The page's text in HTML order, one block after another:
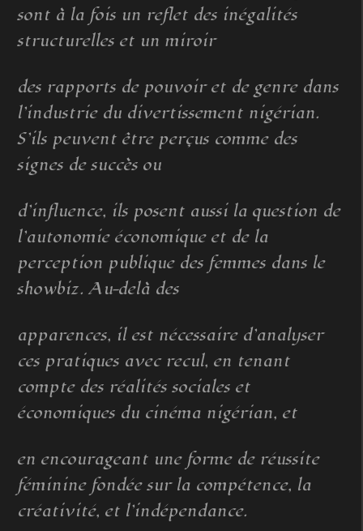
sont à la fois un reflet des inégalités
structurelles et un miroir
des rapports de pouvoir et de genre dans
l’industrie du divertissement nigérian.
S’ils peuvent être perçus comme des
signes de succès ou
d’influence, ils posent aussi la question de
l’autonomie économique et de la
perception publique des femmes dans le
showbiz. Au-delà des
apparences, il est nécessaire d’analyser
ces pratiques avec recul, en tenant
compte des réalités sociales et
économiques du cinéma nigérian, et
en encourageant une forme de réussite
féminine fondée sur la compétence, la
créativité, et l’indépendance.